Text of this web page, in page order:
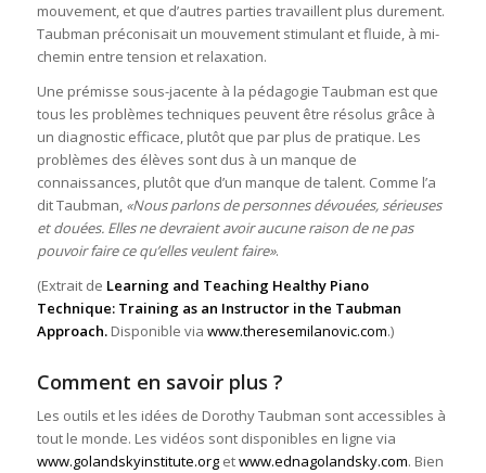
mouvement, et que d’autres parties travaillent plus durement.
Taubman préconisait un mouvement stimulant et fluide, à mi-
chemin entre tension et relaxation.
Une prémisse sous-jacente à la pédagogie Taubman est que
tous les problèmes techniques peuvent être résolus grâce à
un diagnostic efficace, plutôt que par plus de pratique. Les
problèmes des élèves sont dus à un manque de
connaissances, plutôt que d’un manque de talent. Comme l’a
dit Taubman, «Nous parlons de personnes dévouées, sérieuses
et douées. Elles ne devraient avoir aucune raison de ne pas
pouvoir faire ce qu’elles veulent faire».
(Extrait de Learning and Teaching Healthy Piano
Technique: Training as an Instructor in the Taubman
Approach.Disponible via www.theresemilanovic.com.)
Comment en savoir plus ?
Les outils et les idées de Dorothy Taubman sont accessibles à
tout le monde. Les vidéos sont disponibles en ligne via
www.golandskyinstitute.orgetwww.ednagolandsky.com. Bien